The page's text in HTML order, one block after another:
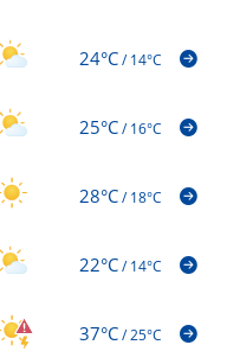
24°C/14°C
25°C/16°C
28°C/18°C
22°C/14°C
37°C/25°C